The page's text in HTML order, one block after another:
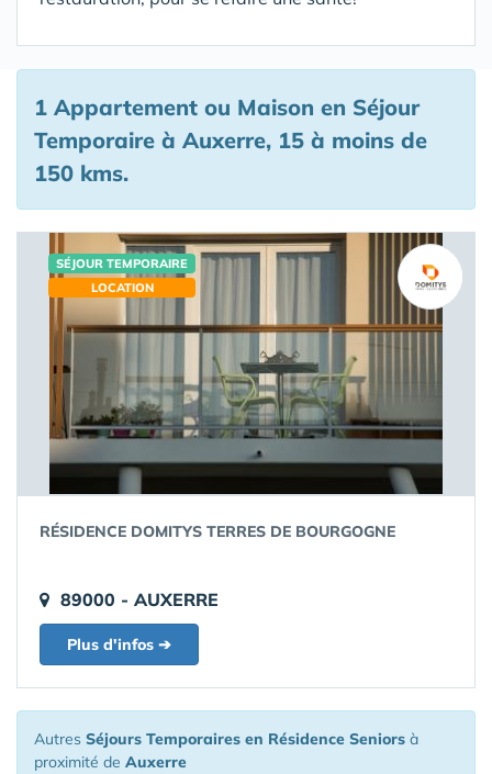
1 Appartement ou Maison en Séjour
Temporaire à Auxerre, 15 à moins de
150 kms.
SÉJOUR TEMPORAIRE
LOCATION
RÉSIDENCE DOMITYS TERRES DE BOURGOGNE
89000 - AUXERRE
Plus d'infos ➔
Autres Séjours Temporaires en Résidence Seniors à
proximité de Auxerre